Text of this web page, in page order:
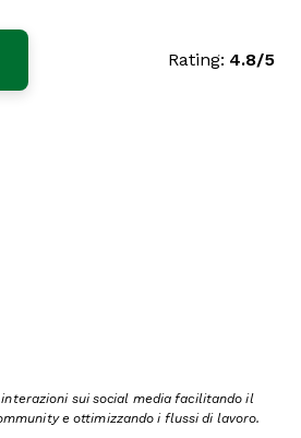
Rating: 4.8/5
sui social media facilitando il
e ottimizzando i flussi di lavoro.